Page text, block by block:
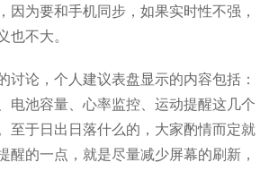
因为要和手机同步，如果实时性不强，
也不大。
讨论，个人建议表盘显示的内容包括：
电池容量、心率监控、运动提醒这几个
至于日出日落什么的，大家酌情而定就
醒的一点，就是尽量减少屏幕的刷新，